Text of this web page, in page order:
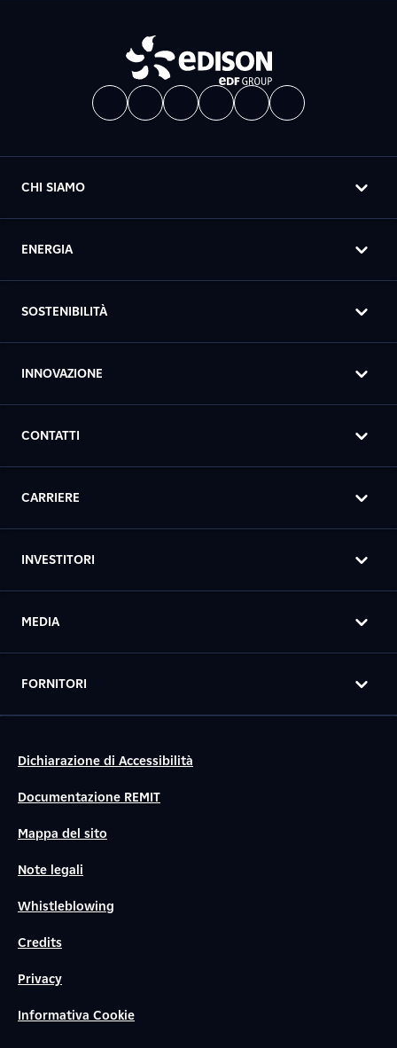
CHI SIAMO
ENERGIA
SOSTENIBILITÀ
INNOVAZIONE
CONTATTI
CARRIERE
INVESTITORI
MEDIA
FORNITORI
Dichiarazione di Accessibilità
Documentazione REMIT
Mappa del sito
Note legali
Whistleblowing
Credits
Privacy
Informativa Cookie